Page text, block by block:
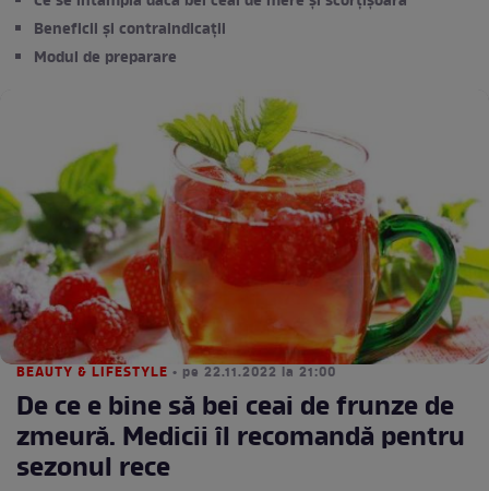
Beneficii și contraindicații
Modul de preparare
BEAUTY & LIFESTYLE • pe 22.11.2022 la 21:00
De ce e bine să bei ceai de frunze de
zmeură. Medicii îl recomandă pentru
sezonul rece